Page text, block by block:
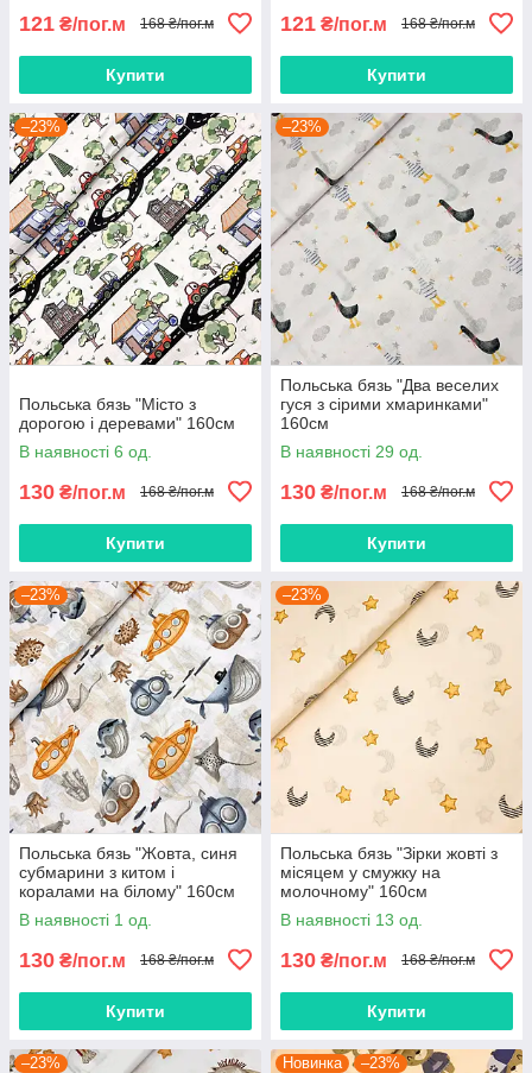
121 ₴/пог.м 168 ₴/пог.м
Купити
121 ₴/пог.м 168 ₴/пог.м
Купити
–23%
Польська бязь "Місто з
дорогою і деревами" 160см
В наявності 6 од.
130 ₴/пог.м 168 ₴/пог.м
Купити
–23%
Польська бязь "Два веселих
гуся з сірими хмаринками"
160см
В наявності 29 од.
130 ₴/пог.м 168 ₴/пог.м
Купити
–23%
Польська бязь "Жовта, синя
субмарини з китом і
коралами на білому" 160см
В наявності 1 од.
130 ₴/пог.м 168 ₴/пог.м
Купити
–23%
Польська бязь "Зірки жовті з
місяцем у смужку на
молочному" 160см
В наявності 13 од.
130 ₴/пог.м 168 ₴/пог.м
Купити
–23% Новинка –23%